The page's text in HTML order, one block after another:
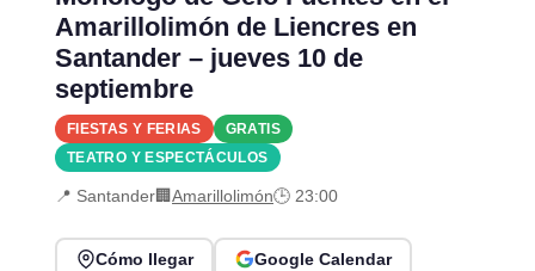
Amarillolimón de Liencres en
Santander – jueves 10 de
septiembre
FIESTAS Y FERIAS
GRATIS
TEATRO Y ESPECTÁCULOS
📍 Santander🏢Amarillolimón🕒 23:00
Cómo llegar Google Calendar